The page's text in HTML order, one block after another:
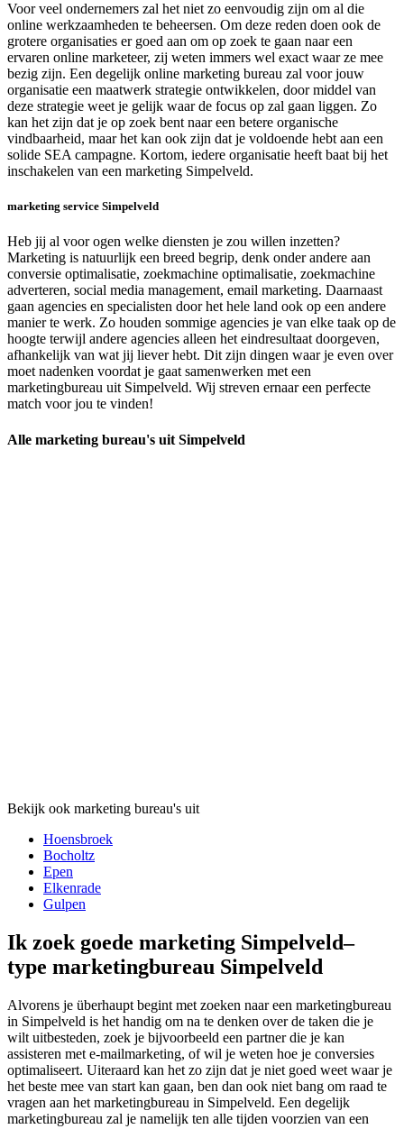
Voor veel ondernemers zal het niet zo eenvoudig zijn om al die
online werkzaamheden te beheersen. Om deze reden doen ook de
grotere organisaties er goed aan om op zoek te gaan naar een
ervaren online marketeer, zij weten immers wel exact waar ze mee
bezig zijn. Een degelijk online marketing bureau zal voor jouw
organisatie een maatwerk strategie ontwikkelen, door middel van
deze strategie weet je gelijk waar de focus op zal gaan liggen. Zo
kan het zijn dat je op zoek bent naar een betere organische
vindbaarheid, maar het kan ook zijn dat je voldoende hebt aan een
solide SEA campagne. Kortom, iedere organisatie heeft baat bij het
inschakelen van een marketing Simpelveld.
marketing service Simpelveld
Heb jij al voor ogen welke diensten je zou willen inzetten?
Marketing is natuurlijk een breed begrip, denk onder andere aan
conversie optimalisatie, zoekmachine optimalisatie, zoekmachine
adverteren, social media management, email marketing. Daarnaast
gaan agencies en specialisten door het hele land ook op een andere
manier te werk. Zo houden sommige agencies je van elke taak op de
hoogte terwijl andere agencies alleen het eindresultaat doorgeven,
afhankelijk van wat jij liever hebt. Dit zijn dingen waar je even over
moet nadenken voordat je gaat samenwerken met een
marketingbureau uit Simpelveld. Wij streven ernaar een perfecte
match voor jou te vinden!
Alle marketing bureau's uit Simpelveld
Bekijk ook marketing bureau's uit
Hoensbroek
Bocholtz
Epen
Elkenrade
Gulpen
Ik zoek goede marketing Simpelveld–
type marketingbureau Simpelveld
Alvorens je überhaupt begint met zoeken naar een marketingbureau
in Simpelveld is het handig om na te denken over de taken die je
wilt uitbesteden, zoek je bijvoorbeeld een partner die je kan
assisteren met e-mailmarketing, of wil je weten hoe je conversies
optimaliseert. Uiteraard kan het zo zijn dat je niet goed weet waar je
het beste mee van start kan gaan, ben dan ook niet bang om raad te
vragen aan het marketingbureau in Simpelveld. Een degelijk
marketingbureau zal je namelijk ten alle tijden voorzien van een